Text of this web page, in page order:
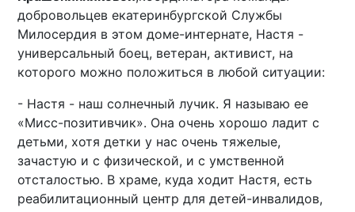
добровольцев екатеринбургской Службы
Милосердия в этом доме-интернате, Настя -
универсальный боец, ветеран, активист, на
которого можно положиться в любой ситуации:
- Настя - наш солнечный лучик. Я называю ее
«Мисс-позитивчик». Она очень хорошо ладит с
детьми, хотя детки у нас очень тяжелые,
зачастую и с физической, и с умственной
отсталостью. В храме, куда ходит Настя, есть
реабилитационный центр для детей-инвалидов,